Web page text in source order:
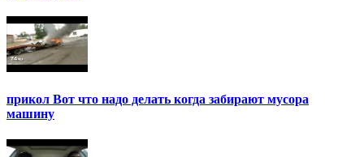
прикол Вот что надо делать когда забирают мусора
машину